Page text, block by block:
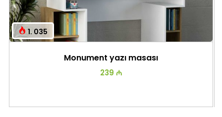
1. 035
Monument yazı masası
239 ₼